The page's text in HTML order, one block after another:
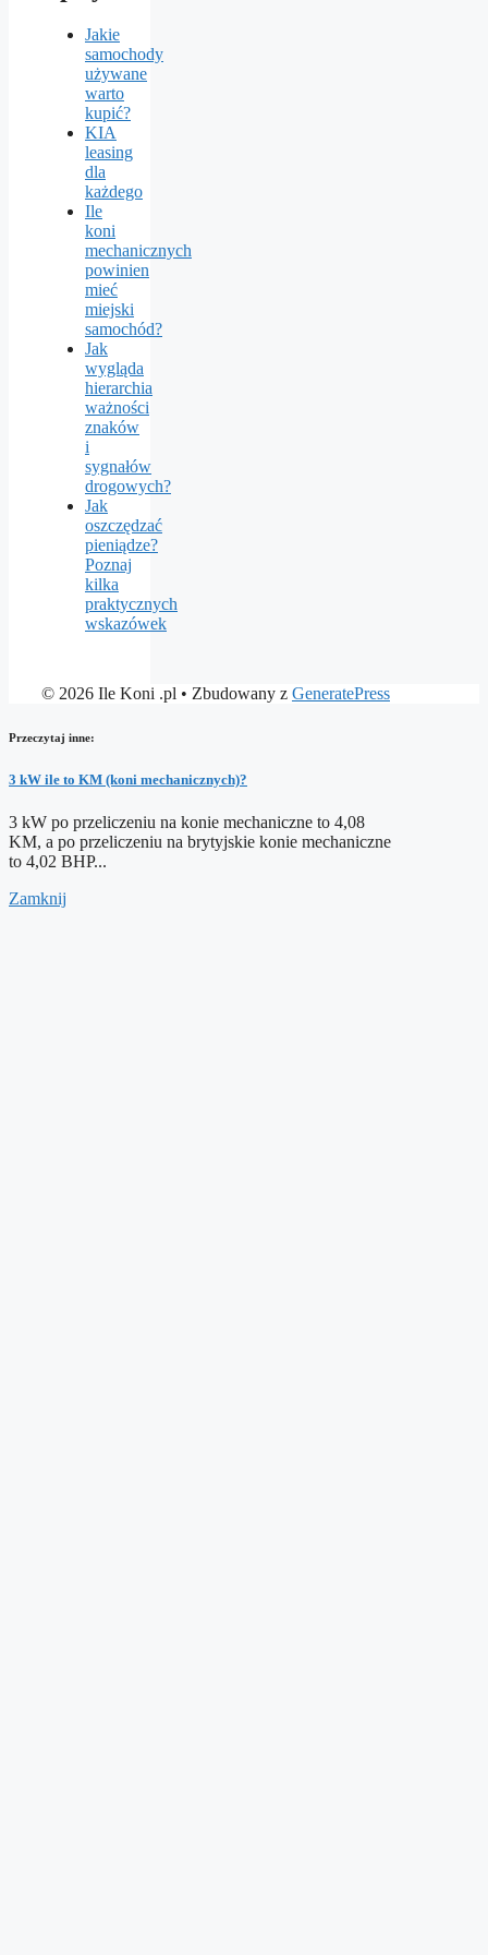
Jakie
samochody
używane
warto
kupić?
KIA
leasing
dla
każdego
Ile
koni
mechanicznych
powinien
mieć
miejski
samochód?
Jak
wygląda
hierarchia
ważności
znaków
i
sygnałów
drogowych?
Jak
oszczędzać
pieniądze?
Poznaj
kilka
praktycznych
wskazówek
© 2026 Ile Koni .pl • Zbudowany z GeneratePress
Przeczytaj inne:
3 kW ile to KM (koni mechanicznych)?
3 kW po przeliczeniu na konie mechaniczne to 4,08
KM, a po przeliczeniu na brytyjskie konie mechaniczne
to 4,02 BHP...
Zamknij